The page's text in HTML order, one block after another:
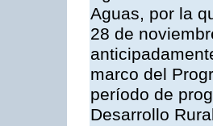
Aguas, por la
28 de
marco del
período de
Desarrollo